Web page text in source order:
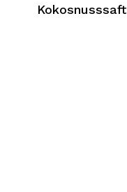
Kokosnusssaft